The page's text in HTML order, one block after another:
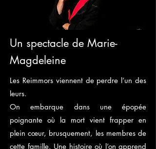
Un spectacle de Marie-
Magdeleine
Les Reimmors viennent de perdre l’un des
leurs.
On embarque dans une épopée
poignante où la mort vient frapper en
plein cœur, brusquement, les membres de
cette famille. Une histoire où l’on apprend